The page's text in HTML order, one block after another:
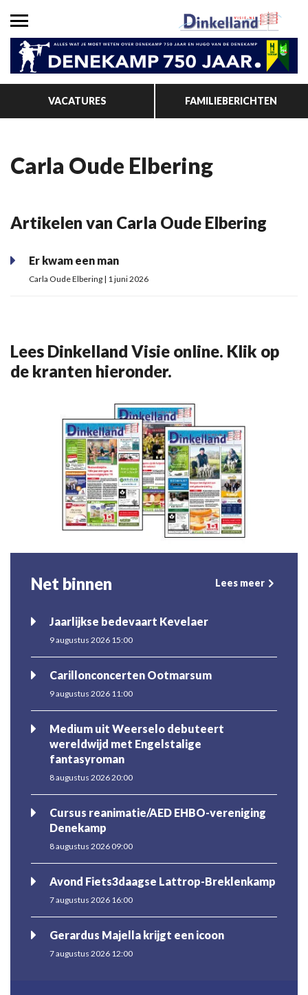
VACATURES FAMILIEBERICHTEN
Carla Oude Elbering
Artikelen van Carla Oude Elbering
Er kwam een man
Carla Oude Elbering | 1 juni 2026
Lees Dinkelland Visie online. Klik op
de kranten hieronder.
Net binnen Lees meer
Jaarlijkse bedevaart Kevelaer
9 augustus 2026 15:00
Carillonconcerten Ootmarsum
9 augustus 2026 11:00
Medium uit Weerselo debuteert
wereldwijd met Engelstalige
fantasyroman
8 augustus 2026 20:00
Cursus reanimatie/AED EHBO-vereniging
Denekamp
8 augustus 2026 09:00
Avond Fiets3daagse Lattrop-Breklenkamp
7 augustus 2026 16:00
Gerardus Majella krijgt een icoon
7 augustus 2026 12:00